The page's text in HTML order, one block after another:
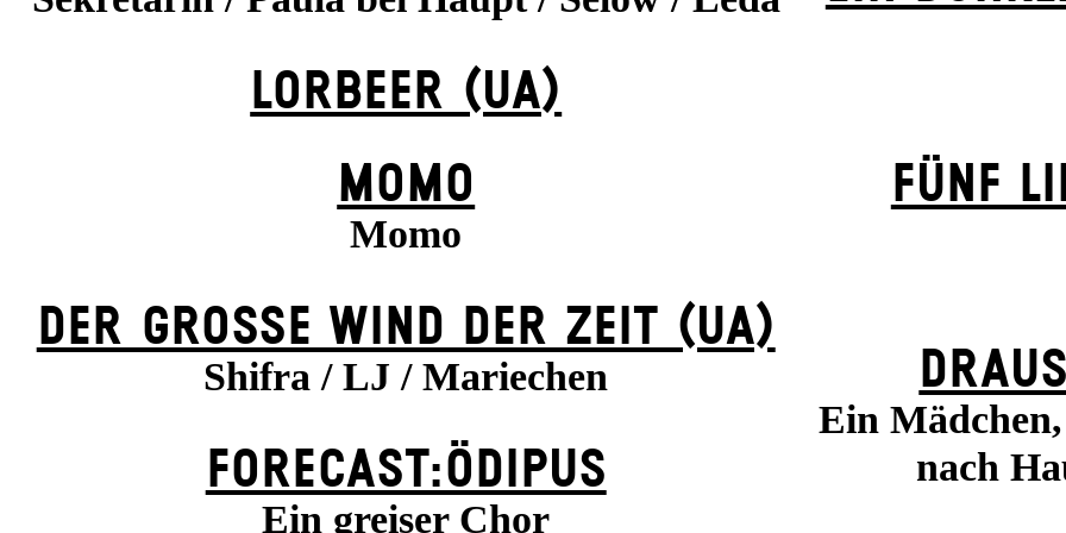
LORBEER (UA)
MOMO
Momo
DER GROSSE WIND DER ZEIT (UA)
Shifra / LJ / Mariechen
FORECAST:ÖDIPUS
Ein greiser Chor
FÜNF
Ein
nach